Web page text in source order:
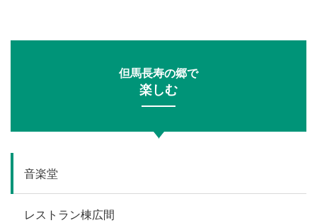
但馬長寿の郷で
楽しむ
音楽堂
レストラン棟広間